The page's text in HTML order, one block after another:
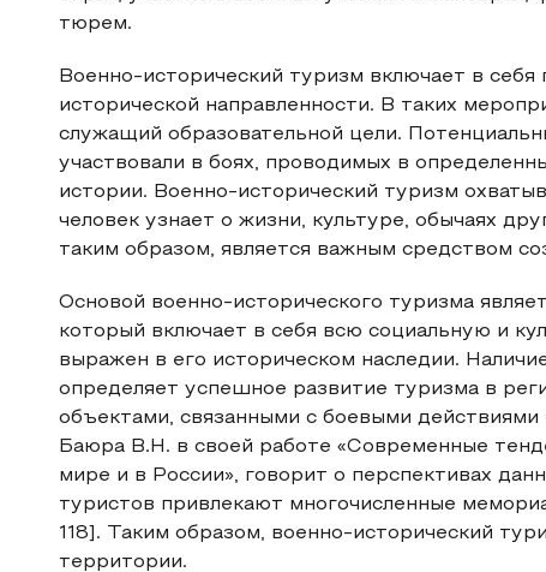
тюрем.
Военно-исторический туризм включает в
исторической направленности. В таких
служащий образовательной цели.
участвовали в боях, проводимых в
истории. Военно-исторический туризм
человек узнает о жизни, культуре, обычаях
таким образом, является важным средством
Основой военно-исторического туризма
который включает в себя всю социальную и
выражен в его историческом наследии.
определяет успешное развитие туризма в
объектами, связанными с боевыми
Баюра В.Н. в своей работе «Современные
мире и в России», говорит о перспективах
туристов привлекают многочисленные
118]. Таким образом, военно-исторический
территории.